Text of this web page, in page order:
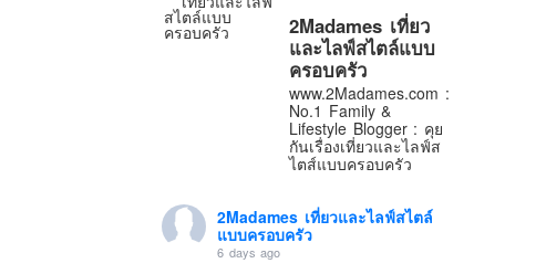
2Madames เที่ยว
และไลฟ์สไตล์แบบ
ครอบครัว
www.2Madames.com :
No.1 Family &
Lifestyle Blogger : คุย
กันเรื่องเที่ยวและไลฟ์ส
ไตส์แบบครอบครัว
2Madames เที่ยวและไลฟ์สไตล์
แบบครอบครัว
6 days ago